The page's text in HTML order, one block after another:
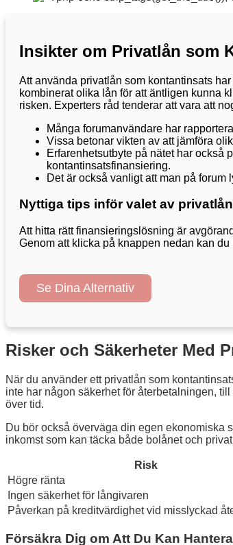
Insikter om Privatlån som
Att använda privatlån som kontantinsats
kombinerat olika lån för att äntligen kunna
risken. Experters råd tenderar att vara att
Många forumanvändare har
Vissa betonar vikten av att jämföra
Erfarenhetsutbyte på nätet har också
kontantinsatsfinansiering.
Det är också vanligt att man på
Nyttiga tips inför valet av privatlån
Att hitta rätt finansieringslösning är
Genom att klicka på knappen nedan kan
Se Dina Alternativ
Risker och Säkerheter Med
När du använder ett privatlån som
inte har någon säkerhet för återbetalningen,
över tid.
Du bör också överväga din egen ekonomiska
inkomst som kan täcka både bolånet och
Risk
Högre ränta
Ingen säkerhet för långivaren
Påverkan på kreditvärdighet vid misslyckad
Försäkra Dig om Att Du Kan